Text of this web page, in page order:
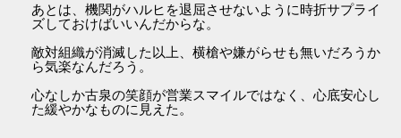
あとは、機関がハルヒを退屈させないように時折サプライ
ズしておけばいいんだからな。
敵対組織が消滅した以上、横槍や嫌がらせも無いだろうか
ら気楽なんだろう。
心なしか古泉の笑顔が営業スマイルではなく、心底安心し
た緩やかなものに見えた。